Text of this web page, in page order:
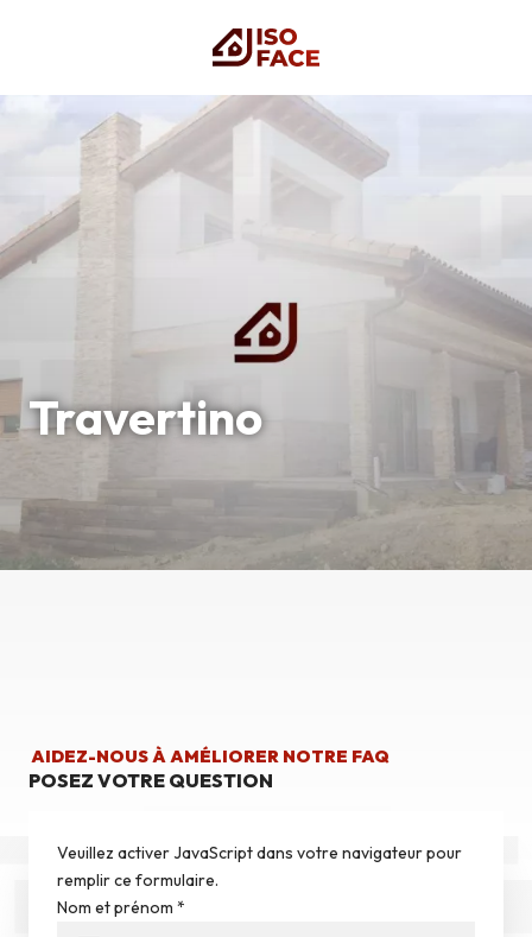
Travertino
AIDEZ-NOUS À AMÉLIORER NOTRE FAQ
POSEZ VOTRE QUESTION
Veuillez activer JavaScript dans votre navigateur pour
remplir ce formulaire.
Nom et prénom *